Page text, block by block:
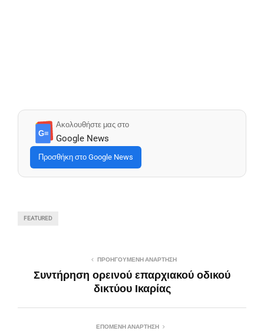
G≡
Ακολουθήστε μας στο
Google News
Προσθήκη στο Google News
FEATURED
ΠΡΟΗΓΟΎΜΕΝΗ ΑΝΆΡΤΗΣΗ
Συντήρηση ορεινού επαρχιακού οδικού
δικτύου Ικαρίας
ΕΠΌΜΕΝΗ ΑΝΆΡΤΗΣΗ